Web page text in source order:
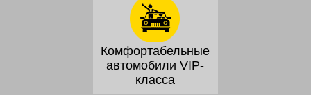
Комфортабельные
автомобили VIP-
класса